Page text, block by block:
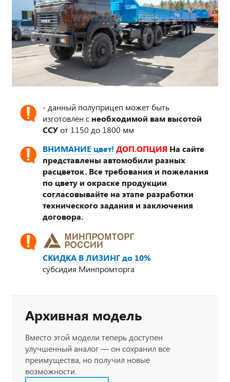
- данный полуприцеп может быть
изготовлен с необходимой вам высотой
ССУот 1150 до 1800 мм
ВНИМАНИЕ цвет! ДОП.ОПЦИЯ На сайте
представлены автомобили разных
расцветок. Все требования и пожелания
по цвету и окраске продукции
согласовывайте на этапе разработки
технического задания и заключения
договора.
СКИДКА В ЛИЗИНГ до 10%
субсидия Минпромторга
Архивная модель
Вместо этой модели теперь доступен
улучшенный аналог — он сохранил все
преимущества, но получил новые
возможности.